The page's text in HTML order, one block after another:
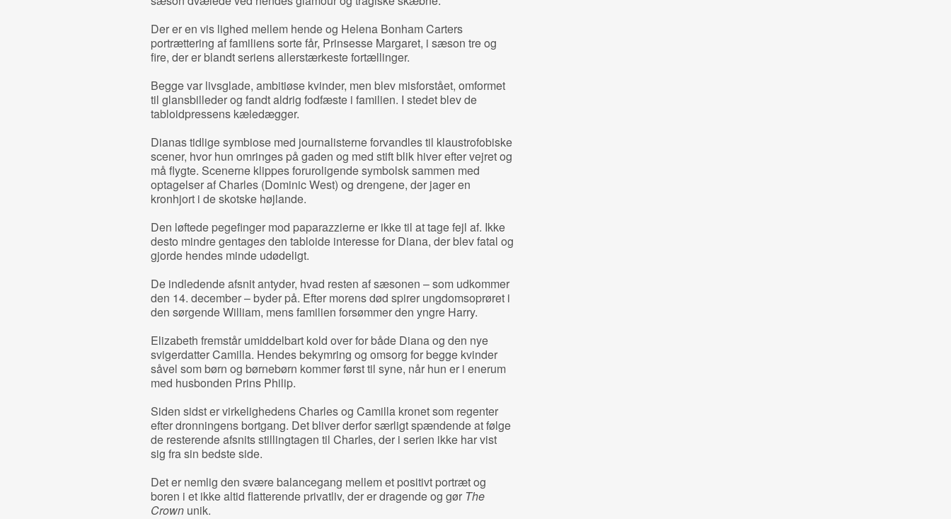
Der er en vis lighed mellem hende og Helena Bonham Carters
portrættering af familiens sorte får, Prinsesse Margaret, i sæson tre og
fire, der er blandt seriens allerstærkeste fortællinger.
Begge var livsglade, ambitiøse kvinder, men blev misforstået, omformet
til glansbilleder og fandt aldrig fodfæste i familien. I stedet blev de
tabloidpressens kæledægger.
Dianas tidlige symbiose med journalisterne forvandles til klaustrofobiske
scener, hvor hun omringes på gaden og med stift blik hiver efter vejret og
må flygte. Scenerne klippes foruroligende symbolsk sammen med
optagelser af Charles (Dominic West) og drengene, der jager en
kronhjort i de skotske højlande.
Den løftede pegefinger mod paparazzierne er ikke til at tage fejl af. Ikke
desto mindre gentagesden tabloide interesse for Diana, der blev fatal og
gjorde hendes minde udødeligt.
De indledende afsnit antyder, hvad resten af sæsonen – som udkommer
den 14. december – byder på. Efter morens død spirer ungdomsoprøret i
den sørgende William, mens familien forsømmer den yngre Harry.
Elizabeth fremstår umiddelbart kold over for både Diana og den nye
svigerdatter Camilla. Hendes bekymring og omsorg for begge kvinder
såvel som børn og børnebørn kommer først til syne, når hun er i enerum
med husbonden Prins Philip.
Siden sidst er virkelighedens Charles og Camilla kronet som regenter
efter dronningens bortgang. Det bliver derfor særligt spændende at følge
de resterende afsnits stillingtagen til Charles, der i serien ikke har vist
sig fra sin bedste side.
Det er nemlig den svære balancegang mellem et positivt portræt og
boren i et ikke altid flatterende privatliv, der er dragende og gør The
Crownunik.